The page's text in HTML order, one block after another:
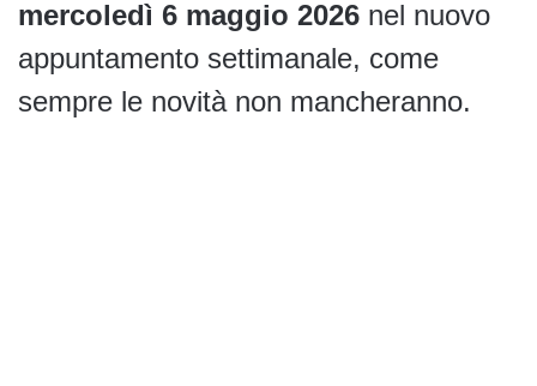
mercoledì 6 maggio 2026 nel nuovo
appuntamento settimanale, come
sempre le novità non mancheranno.